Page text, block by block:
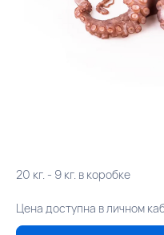
20 кг. - 9 кг. в коробке
Цена доступна в личном